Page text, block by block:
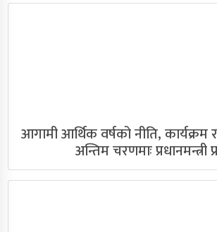
आगामी आर्थिक वर्षको नीति,
अन्तिम चरणमाः प्रधानमन्त्री